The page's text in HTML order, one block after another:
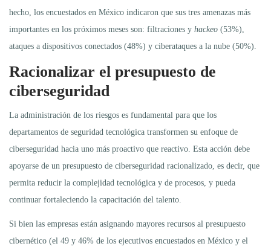
hecho, los encuestados en México indicaron que sus tres amenazas más
importantes en los próximos meses son: filtraciones y hackeo (53%),
ataques a dispositivos conectados (48%) y ciberataques a la nube (50%).
Racionalizar el presupuesto de
ciberseguridad
La administración de los riesgos es fundamental para que los
departamentos de seguridad tecnológica transformen su enfoque de
ciberseguridad hacia uno más proactivo que reactivo. Esta acción debe
apoyarse de un presupuesto de ciberseguridad racionalizado, es decir, que
permita reducir la complejidad tecnológica y de procesos, y pueda
continuar fortaleciendo la capacitación del talento.
Si bien las empresas están asignando mayores recursos al presupuesto
cibernético (el 49 y 46% de los ejecutivos encuestados en México y el